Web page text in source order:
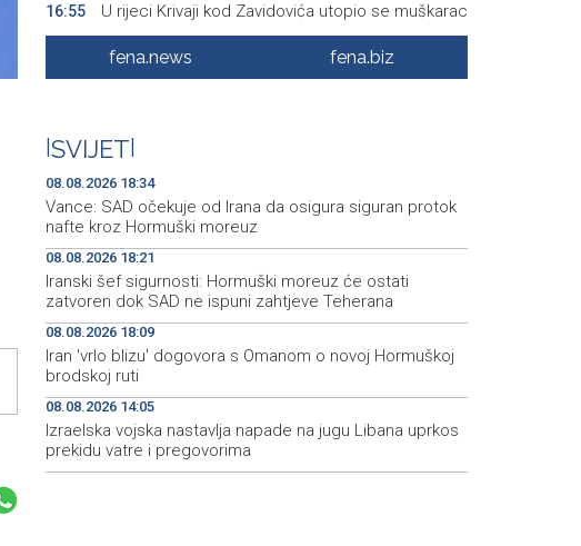
16:55 U rijeci Krivaji kod Zavidovića utopio se muškarac
Otvorena džamija u Milatkovićima kod Čajniča
fena.news fena.biz
SVIJET
08.08.2026 18:34
Vance: SAD očekuje od Irana da osigura siguran protok
nafte kroz Hormuški moreuz
08.08.2026 18:21
Iranski šef sigurnosti: Hormuški moreuz će ostati
zatvoren dok SAD ne ispuni zahtjeve Teherana
08.08.2026 18:09
Iran 'vrlo blizu' dogovora s Omanom o novoj Hormuškoj
brodskoj ruti
08.08.2026 14:05
Izraelska vojska nastavlja napade na jugu Libana uprkos
prekidu vatre i pregovorima